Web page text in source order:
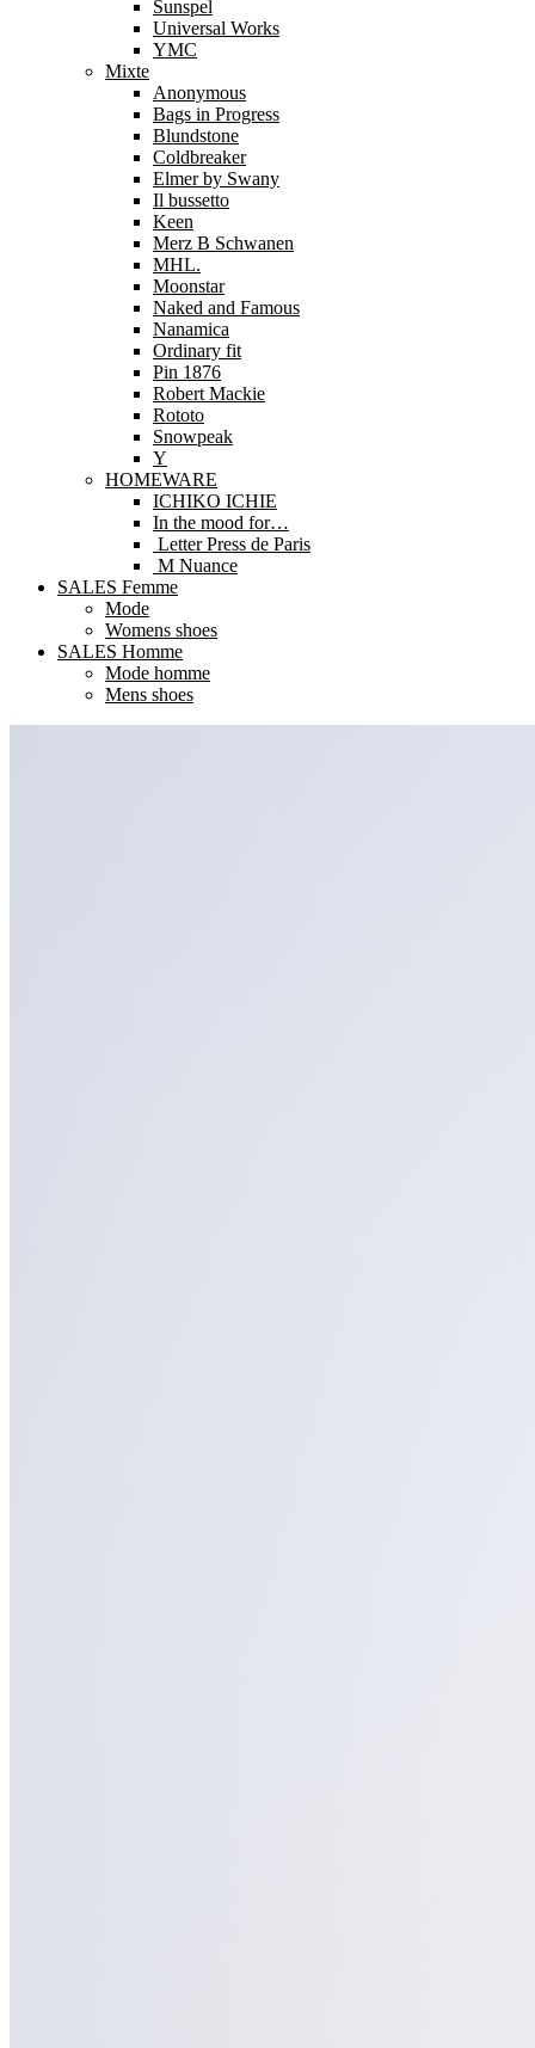
Sunspel
Universal Works
YMC
Mixte
Anonymous
Bags in Progress
Blundstone
Coldbreaker
Elmer by Swany
Il bussetto
Keen
Merz B Schwanen
MHL.
Moonstar
Naked and Famous
Nanamica
Ordinary fit
Pin 1876
Robert Mackie
Rototo
Snowpeak
Y
HOMEWARE
ICHIKO ICHIE
In the mood for…
Letter Press de Paris
M Nuance
SALES Femme
Mode
Womens shoes
SALES Homme
Mode homme
Mens shoes